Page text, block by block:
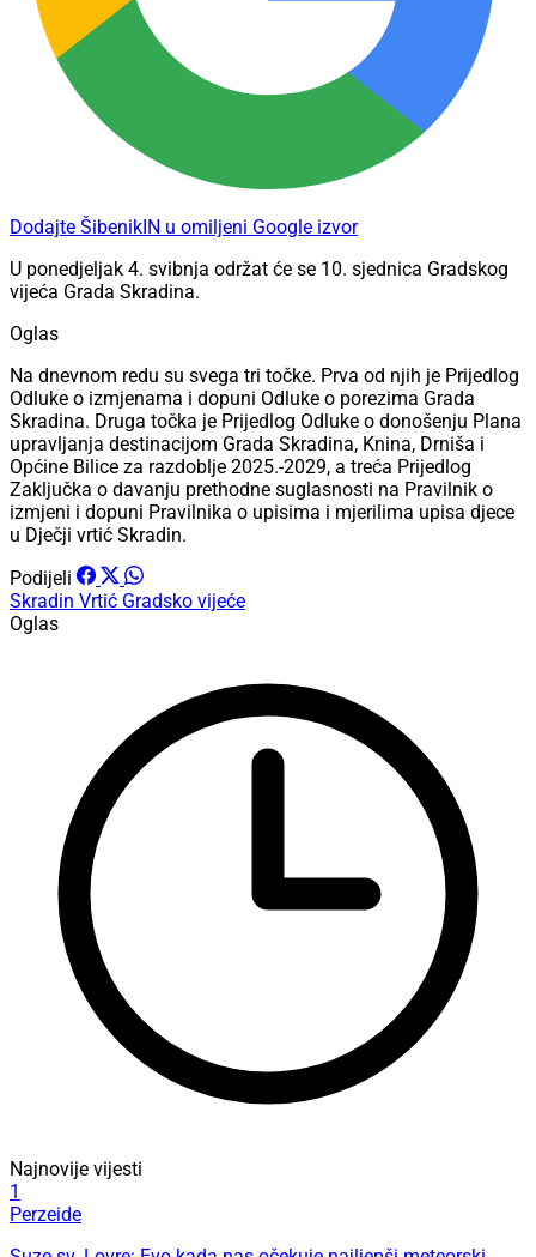
Dodajte ŠibenikIN u omiljeni Google izvor
U ponedjeljak 4. svibnja održat će se 10. sjednica Gradskog
vijeća Grada Skradina.
Oglas
Na dnevnom redu su svega tri točke. Prva od njih je Prijedlog
Odluke o izmjenama i dopuni Odluke o porezima Grada
Skradina. Druga točka je Prijedlog Odluke o donošenju Plana
upravljanja destinacijom Grada Skradina, Knina, Drniša i
Općine Bilice za razdoblje 2025.-2029, a treća Prijedlog
Zaključka o davanju prethodne suglasnosti na Pravilnik o
izmjeni i dopuni Pravilnika o upisima i mjerilima upisa djece
u Dječji vrtić Skradin.
Podijeli
Skradin Vrtić Gradsko vijeće
Oglas
Najnovije vijesti
1
Perzeide